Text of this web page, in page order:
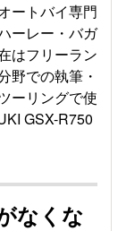
ートバイ専門
ーレー・バガ
はフリーラン
野での執筆・
ーリングで使
GSX-R750
なくな